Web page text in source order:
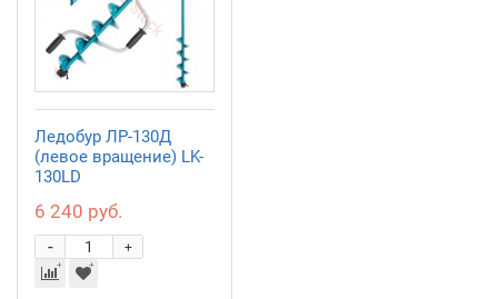
Ледобур ЛР-130Д
(левое вращение) LK-
130LD
6 240 руб.
+
-